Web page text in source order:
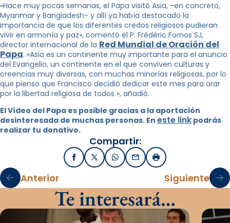
«Hace muy pocas semanas, el Papa visitó Asia, -en concreto,
Myanmar y Bangladesh- y allí ya había destacado la
importancia de que los diferentes credos religiosos pudieran
vivir en armonía y paz», comentó el P. Frédéric Fornos SJ,
director internacional de la Red Mundial de Oración del
Papa. «Asia es un continente muy importante para el anuncio
del Evangelio, un continente en el que conviven culturas y
creencias muy diversas, con muchas minorías religiosas, por lo
que pienso que Francisco decidió dedicar este mes para orar
por la libertad religiosa de todos «, añadió.
El Vídeo del Papa es posible gracias a la aportación
desinteresada de muchas personas. En este link podrás
realizar tu donativo.
Compartir:
FacebookX / TwitterWhatsApp
EmailImprimir
Anterior Siguiente
Te interesará…